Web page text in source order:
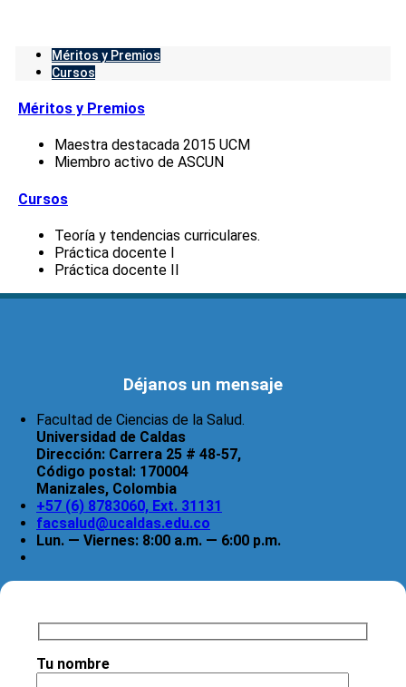
Méritos y Premios
Cursos
Méritos y Premios
Maestra destacada 2015 UCM
Miembro activo de ASCUN
Cursos
Teoría y tendencias curriculares.
Práctica docente I
Práctica docente II
Déjanos un mensaje
Facultad de Ciencias de la Salud.
Universidad de Caldas
Dirección: Carrera 25 # 48-57,
Código postal: 170004
Manizales, Colombia
+57 (6) 8783060, Ext. 31131
facsalud@ucaldas.edu.co
Lun. — Viernes: 8:00 a.m. — 6:00 p.m.
Tu nombre